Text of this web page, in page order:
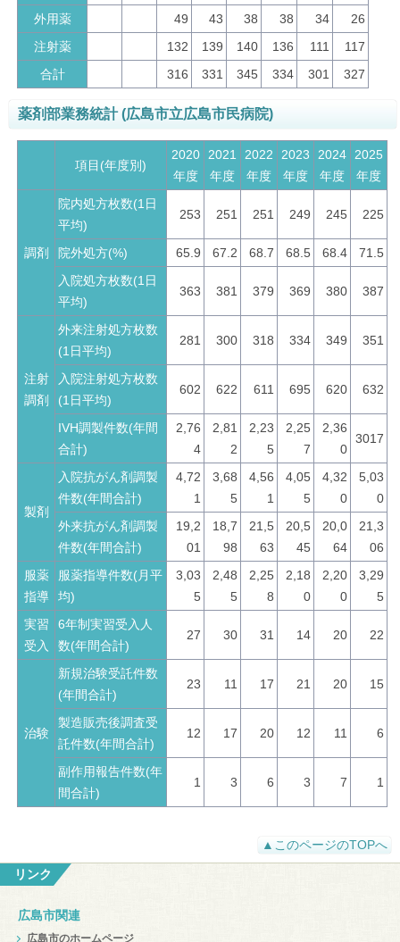
外用薬
49 43 38 38 34
26
注射薬
132 139 140 136 111
117
合計
316 331 345 334 301 327
薬剤部業務統計 (広島市立広島市民病院)
項目(年度別)
2020
年度
2021
年度
2022
年度
2023
年度
2024
年度
2025
年度
調剤
院内処方枚数(1日
平均)
253 251 251 249 245 225
院外処方(%) 65.9 67.2 68.7 68.5 68.4
71.5
入院処方枚数(1日
平均)
363 381 379 369 380 387
注射
調剤
外来注射処方枚数
(1日平均)
281 300 318 334 349 351
入院注射処方枚数
(1日平均)
602 622 611 695 620 632
IVH調製件数(年間
合計)
2,76
4
2,81
2
2,23
5
2,25
7
2,36
0
3017
製剤
入院抗がん剤調製
件数(年間合計)
4,72
1
3,68
5
4,56
1
4,05
5
4,32
0
5,03
0
外来抗がん剤調製
件数(年間合計)
19,2
01
18,7
98
21,5
63
20,5
45
20,0
64
21,3
06
服薬
指導
服薬指導件数(月平
均)
3,03
5
2,48
5
2,25
8
2,18
0
2,20
0
3,29
5
実習
受入
6年制実習受入人
数(年間合計)
27 30 31 14 20 22
治験
新規治験受託件数
(年間合計)
23 11 17 21 20 15
製造販売後調査受
託件数(年間合計)
12 17 20 12 11 6
副作用報告件数(年
間合計)
1 3 6 3 7 1
▲このページのTOPへ
リンク
広島市関連
広島市のホームページ